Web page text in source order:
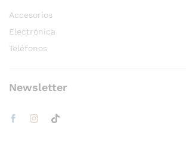
Accesorios
Electrónica
Teléfonos
Newsletter